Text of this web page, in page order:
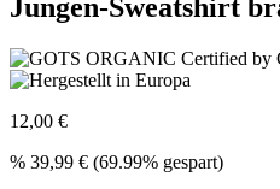
Jungen-Sweatshirt
12,00 €
% 39,99 € (69.99% gespart)